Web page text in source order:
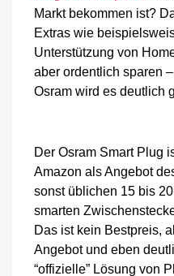
Markt bekommen ist?
Extras wie
Unterstützung von
aber ordentlich sparen
Osram wird es deutlich
Der Osram Smart Plug
Amazon als Angebot
sonst üblichen 15 bis
smarten
Das ist kein Bestpreis,
Angebot und eben
“offizielle” Lösung von